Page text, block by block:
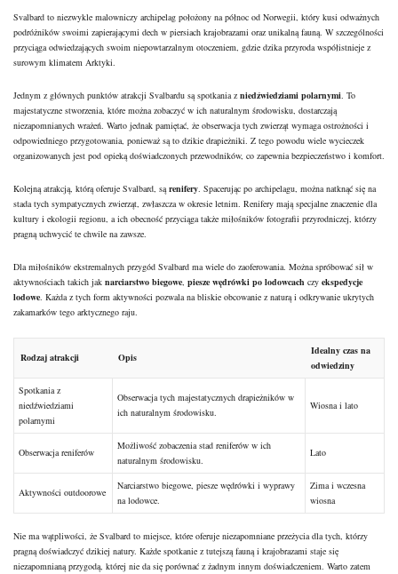
Svalbard to niezwykle malowniczy archipelag położony na północ od Norwegii, który kusi odważnych
podróżników swoimi zapierającymi dech w piersiach krajobrazami oraz unikalną fauną. W szczególności
przyciąga odwiedzających swoim niepowtarzalnym otoczeniem, gdzie dzika przyroda współistnieje z
surowym klimatem Arktyki.
Jednym z głównych punktów atrakcji Svalbardu są spotkania z niedźwiedziami polarnymi . To
majestatyczne stworzenia, które można zobaczyć w ich naturalnym środowisku, dostarczają
niezapomnianych wrażeń. Warto jednak pamiętać, że obserwacja tych zwierząt wymaga ostrożności i
odpowiedniego przygotowania, ponieważ są to dzikie drapieżniki. Z tego powodu wiele wycieczek
organizowanych jest pod opieką doświadczonych przewodników, co zapewnia bezpieczeństwo i komfort.
Kolejną atrakcją, którą oferuje Svalbard, są renifery . Spacerując po archipelagu, można natknąć się na
stada tych sympatycznych zwierząt, zwłaszcza w okresie letnim. Renifery mają specjalne znaczenie dla
kultury i ekologii regionu, a ich obecność przyciąga także miłośników fotografii przyrodniczej, którzy
pragną uchwycić te chwile na zawsze.
Dla miłośników ekstremalnych przygód Svalbard ma wiele do zaoferowania. Można spróbować sił w
aktywnościach takich jak narciarstwo biegowe piesze wędrówki po lodowcach czy ekspedycje
lodowe . Każda z tych form aktywności pozwala na bliskie obcowanie z naturą i odkrywanie ukrytych
zakamarków tego arktycznego raju.
Rodzaj atrakcji Opis
Idealny czas na
odwiedziny
Spotkania z
niedźwiedziami
polarnymi
Obserwacja tych majestatycznych drapieżników w
ich naturalnym środowisku.
Wiosna i lato
Obserwacja reniferów
Możliwość zobaczenia stad reniferów w ich
naturalnym środowisku.
Lato
Aktywności outdoorowe
Narciarstwo biegowe, piesze wędrówki i wyprawy
na lodowce.
Zima i wczesna
wiosna
Nie ma wątpliwości, że Svalbard to miejsce, które oferuje niezapomniane przeżycia dla tych, którzy
pragną doświadczyć dzikiej natury. Każde spotkanie z tutejszą fauną i krajobrazami staje się
niezapomnianą przygodą, której nie da się porównać z żadnym innym doświadczeniem. Warto zatem